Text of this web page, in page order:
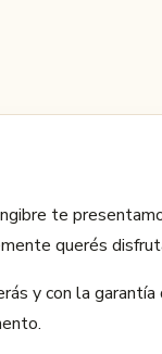
te
querés
y con la garantía